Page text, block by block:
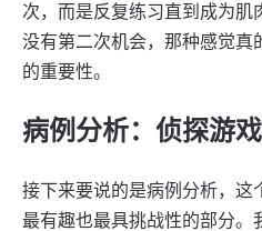
次，而是反复练习直到成为肌
没有第二次机会，那种感觉真
的重要性。
病例分析：侦探游
接下来要说的是病例分析，这
最有趣也最具挑战性的部分。